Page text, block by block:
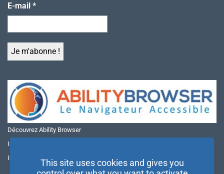
E-mail *
Découvrez Ability Browser
Installer Ability Browser sur Windows
Installer Ability Browser sur Mac
This site uses cookies and gives you